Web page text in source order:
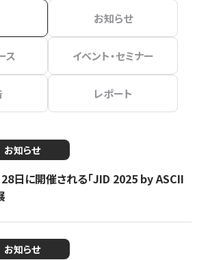
お知らせ
ス イベント・セミナー
レポート
お知らせ
28日に開催される「JID 2025 by ASCII
お知らせ